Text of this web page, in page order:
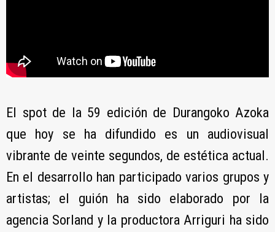
El spot de la 59 edición de Durangoko Azoka
que hoy se ha difundido es un audiovisual
vibrante de veinte segundos, de estética actual.
En el desarrollo han participado varios grupos y
artistas; el guión ha sido elaborado por la
agencia Sorland y la productora Arriguri ha sido